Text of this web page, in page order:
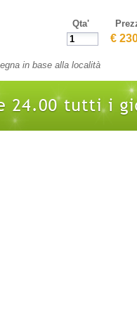
Qta'
€
in base alla località